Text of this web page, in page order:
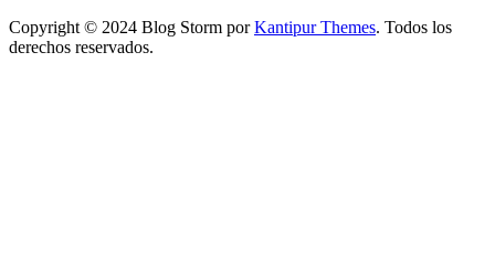
Copyright © 2024 Blog Storm porKantipur Themes. Todos los
derechos reservados.